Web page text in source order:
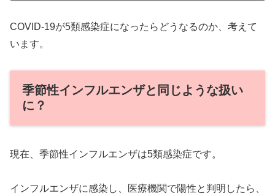
COVID-19が5類感染症になったらどうなるのか、考えて
います。
季節性インフルエンザと同じような扱い
に？
現在、季節性インフルエンザは5類感染症です。
インフルエンザに感染し、医療機関で陽性と判明したら、